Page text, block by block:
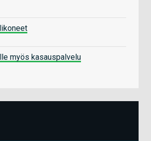
myös kasauspalvelu